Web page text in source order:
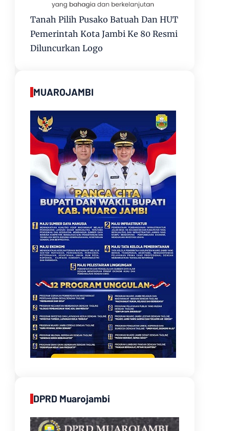
Tanah Pilih Pusako Batuah Dan HUT
Pemerintah Kota Jambi Ke 80 Resmi
Diluncurkan Logo
MUAROJAMBI
DPRD Muarojambi